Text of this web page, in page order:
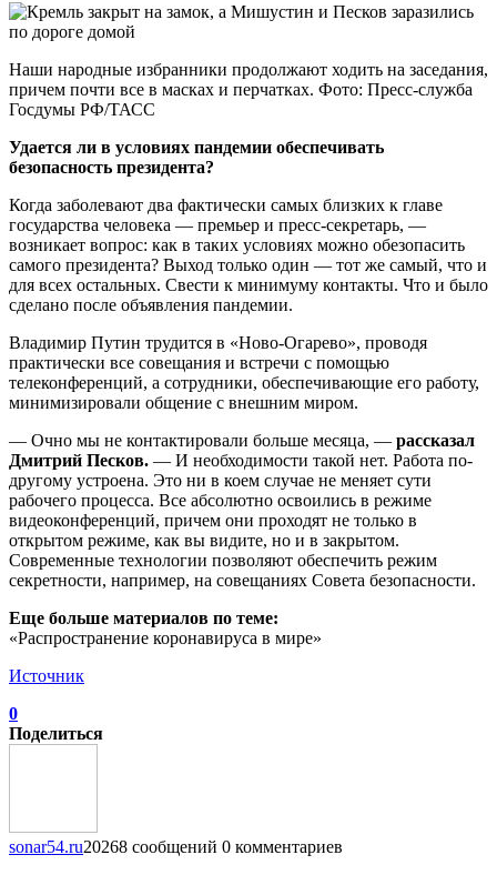
Наши народные избранники продолжают ходить на заседания,
причем почти все в масках и перчатках. Фото: Пресс-служба
Госдумы РФ/ТАСС
Удается ли в условиях пандемии обеспечивать
безопасность президента?
Когда заболевают два фактически самых близких к главе
государства человека — премьер и пресс-секретарь, —
возникает вопрос: как в таких условиях можно обезопасить
самого президента? Выход только один — тот же самый, что и
для всех остальных. Свести к минимуму контакты. Что и было
сделано после объявления пандемии.
Владимир Путин трудится в «Ново-Огарево», проводя
практически все совещания и встречи с помощью
телеконференций, а сотрудники, обеспечивающие его работу,
минимизировали общение с внешним миром.
— Очно мы не контактировали больше месяца, — рассказал
Дмитрий Песков. — И необходимости такой нет. Работа по-
другому устроена. Это ни в коем случае не меняет сути
рабочего процесса. Все абсолютно освоились в режиме
видеоконференций, причем они проходят не только в
открытом режиме, как вы видите, но и в закрытом.
Современные технологии позволяют обеспечить режим
секретности, например, на совещаниях Совета безопасности.
Еще больше материалов по теме:
«Распространение коронавируса в мире»
Источник
0
Поделиться
sonar54.ru20268 сообщений 0 комментариев